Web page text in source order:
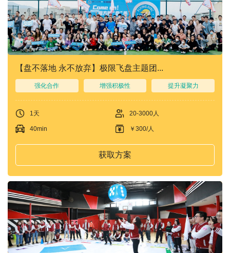
【盘不落地 永不放弃】极限飞盘主题团...
强化合作 增强积极性 提升凝聚力
1天 20-3000人
40min ￥300/人
获取方案